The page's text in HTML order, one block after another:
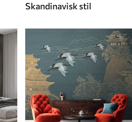
Skandinavisk stil